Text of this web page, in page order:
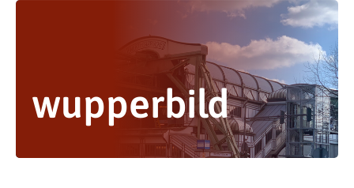
wupperbild